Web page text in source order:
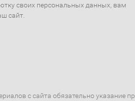
своих персональных данных, вам
сайт.
с сайта обязательно указание